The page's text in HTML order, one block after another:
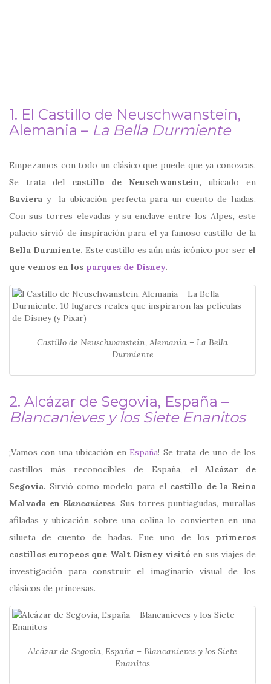
1. El Castillo de Neuschwanstein,
Alemania – La Bella Durmiente
Empezamos con todo un clásico que puede que ya conozcas.
Se trata del castillo de Neuschwanstein, ubicado en
Baviera y la ubicación perfecta para un cuento de hadas.
Con sus torres elevadas y su enclave entre los Alpes, este
palacio sirvió de inspiración para el ya famoso castillo de la
Bella Durmiente. Este castillo es aún más icónico por ser el
que vemos en los parques de Disney.
Castillo de Neuschwanstein, Alemania – La Bella
Durmiente
2. Alcázar de Segovia, España –
Blancanieves y los Siete Enanitos
¡Vamos con una ubicación enEspaña! Se trata de uno de los
castillos más reconocibles de España, el Alcázar de
Segovia.Sirvió como modelo para el castillo de la Reina
Malvada enBlancanieves. Sus torres puntiagudas, murallas
afiladas y ubicación sobre una colina lo convierten en una
silueta de cuento de hadas. Fue uno de los primeros
castillos europeos que Walt Disney visitó en sus viajes de
investigación para construir el imaginario visual de los
clásicos de princesas.
Alcázar de Segovia, España – Blancanieves y los Siete
Enanitos